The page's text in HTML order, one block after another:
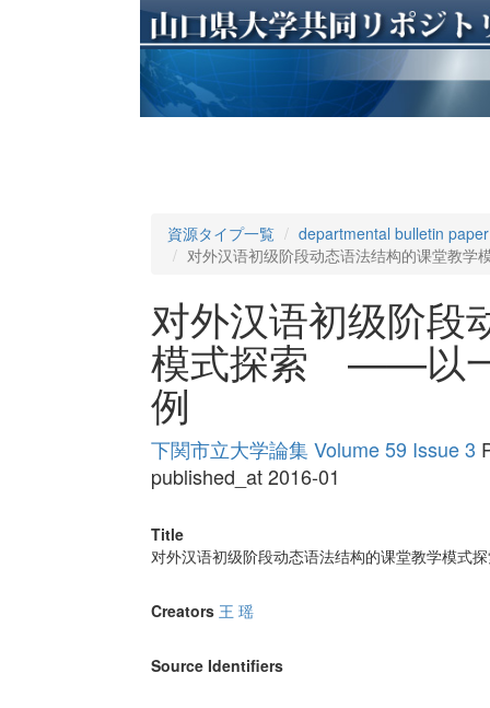
資源タイプ一覧
departmental bulletin paper
对外汉语初级阶段动态语法结构的课堂教
对外汉语初级阶段
模式探索 ——以一
例
下関市立大学論集 Volume 59 Issue 3
published_at 2016-01
Title
对外汉语初级阶段动态语法结构的课堂教学模
Creators 王 瑶
Source Identifiers